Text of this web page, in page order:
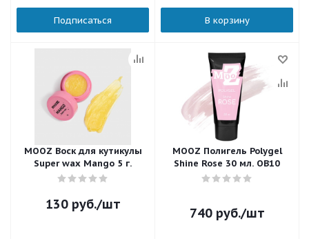
Подписаться В корзину
MOOZ Воск для кутикулы
Super wax Mango 5 г.
130руб./шт
MOOZ Полигель Polygel
Shine Rose 30 мл. OB10
740руб./шт